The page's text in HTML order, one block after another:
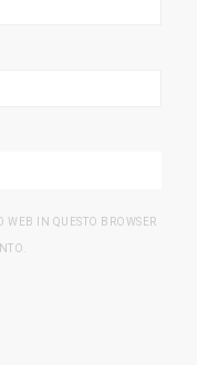
IN QUESTO BROWSER